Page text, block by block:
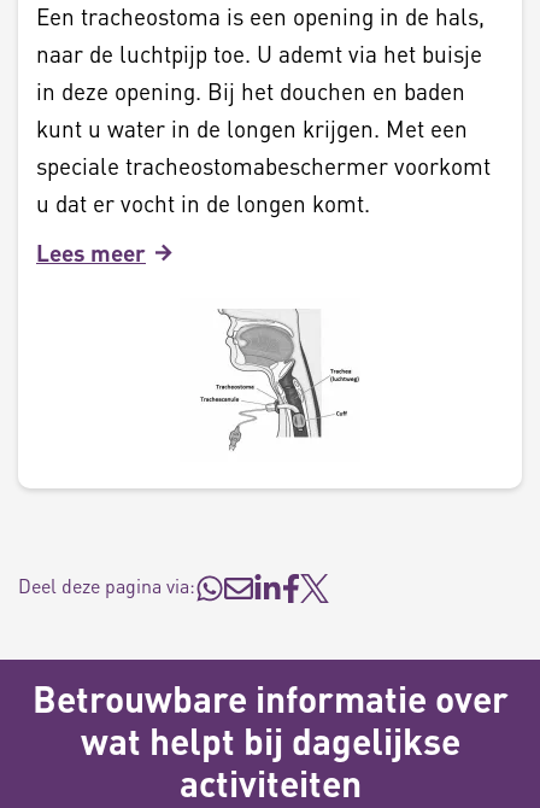
Een tracheostoma is een opening in de hals,
naar de luchtpijp toe. U ademt via het buisje
in deze opening. Bij het douchen en baden
kunt u water in de longen krijgen. Met een
speciale tracheostomabeschermer voorkomt
u dat er vocht in de longen komt.
Lees meer
Deel deze pagina via:
Betrouwbare informatie over
wat helpt bij dagelijkse
activiteiten